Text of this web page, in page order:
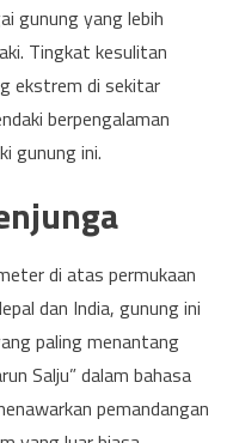
gunung yang lebih
Tingkat kesulitan
ekstrem di sekitar
berpengalaman
gunung ini.
di atas permukaan
dan India, gunung ini
paling menantang
Salju” dalam bahasa
pemandangan